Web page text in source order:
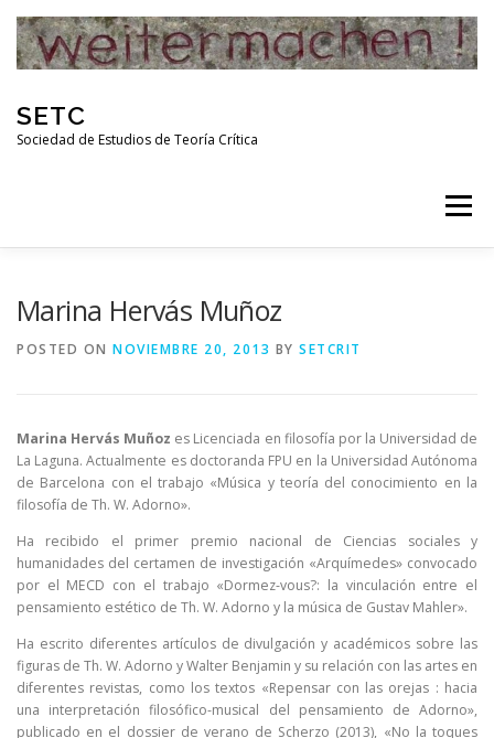
content
SETC
Sociedad de Estudios de Teoría Crítica
Menu
RED DE INVESTIGADORES DE TEORÍA CRÍTICA
Marina Hervás Muñoz
POSTED ON NOVIEMBRE 20, 2013 BY SETCRIT
Marina Hervás Muñoz es Licenciada en filosofía por la Universidad de
La Laguna. Actualmente es doctoranda FPU en la Universidad Autónoma
de Barcelona con el trabajo «Música y teoría del conocimiento en la
filosofía de Th. W. Adorno».
Ha recibido el primer premio nacional de Ciencias sociales y
humanidades del certamen de investigación «Arquímedes» convocado
por el MECD con el trabajo «Dormez-vous?: la vinculación entre el
pensamiento estético de Th. W. Adorno y la música de Gustav Mahler».
Ha escrito diferentes artículos de divulgación y académicos sobre las
figuras de Th. W. Adorno y Walter Benjamin y su relación con las artes en
diferentes revistas, como los textos «Repensar con las orejas : hacia
una interpretación filosófico-musical del pensamiento de Adorno»,
publicado en el dossier de verano de Scherzo (2013), «No la toques